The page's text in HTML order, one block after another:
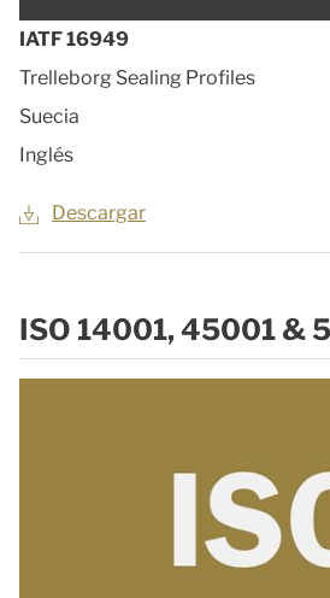
IATF 16949
Trelleborg Sealing Profiles
Suecia
Inglés
Descargar
ISO 14001, 45001 &